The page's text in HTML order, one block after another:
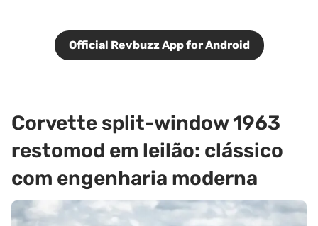
Official Revbuzz App for Android
Corvette split-window 1963
restomod em leilão: clássico
com engenharia moderna